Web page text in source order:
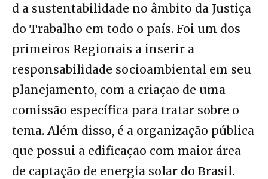
d a sustentabilidade no âmbito da Justiça
do Trabalho em todo o país. Foi um dos
primeiros Regionais a inserir a
responsabilidade socioambiental em seu
planejamento, com a criação de uma
comissão específica para tratar sobre o
tema. Além disso, é a organização pública
que possui a edificação com maior área
de captação de energia solar do Brasil.